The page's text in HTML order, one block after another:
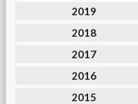
2019
2018
2017
2016
2015